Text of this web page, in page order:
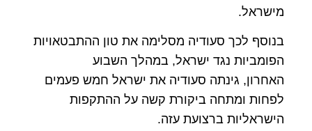
מישראל.
בנוסף לכך סעודיה מסלימה את טון ההתבטאויות
הפומביות נגד ישראל, במהלך השבוע
האחרון, גינתה סעודיה את ישראל חמש פעמים
לפחות ומתחה ביקורת קשה על ההתקפות
הישראליות ברצועת עזה.